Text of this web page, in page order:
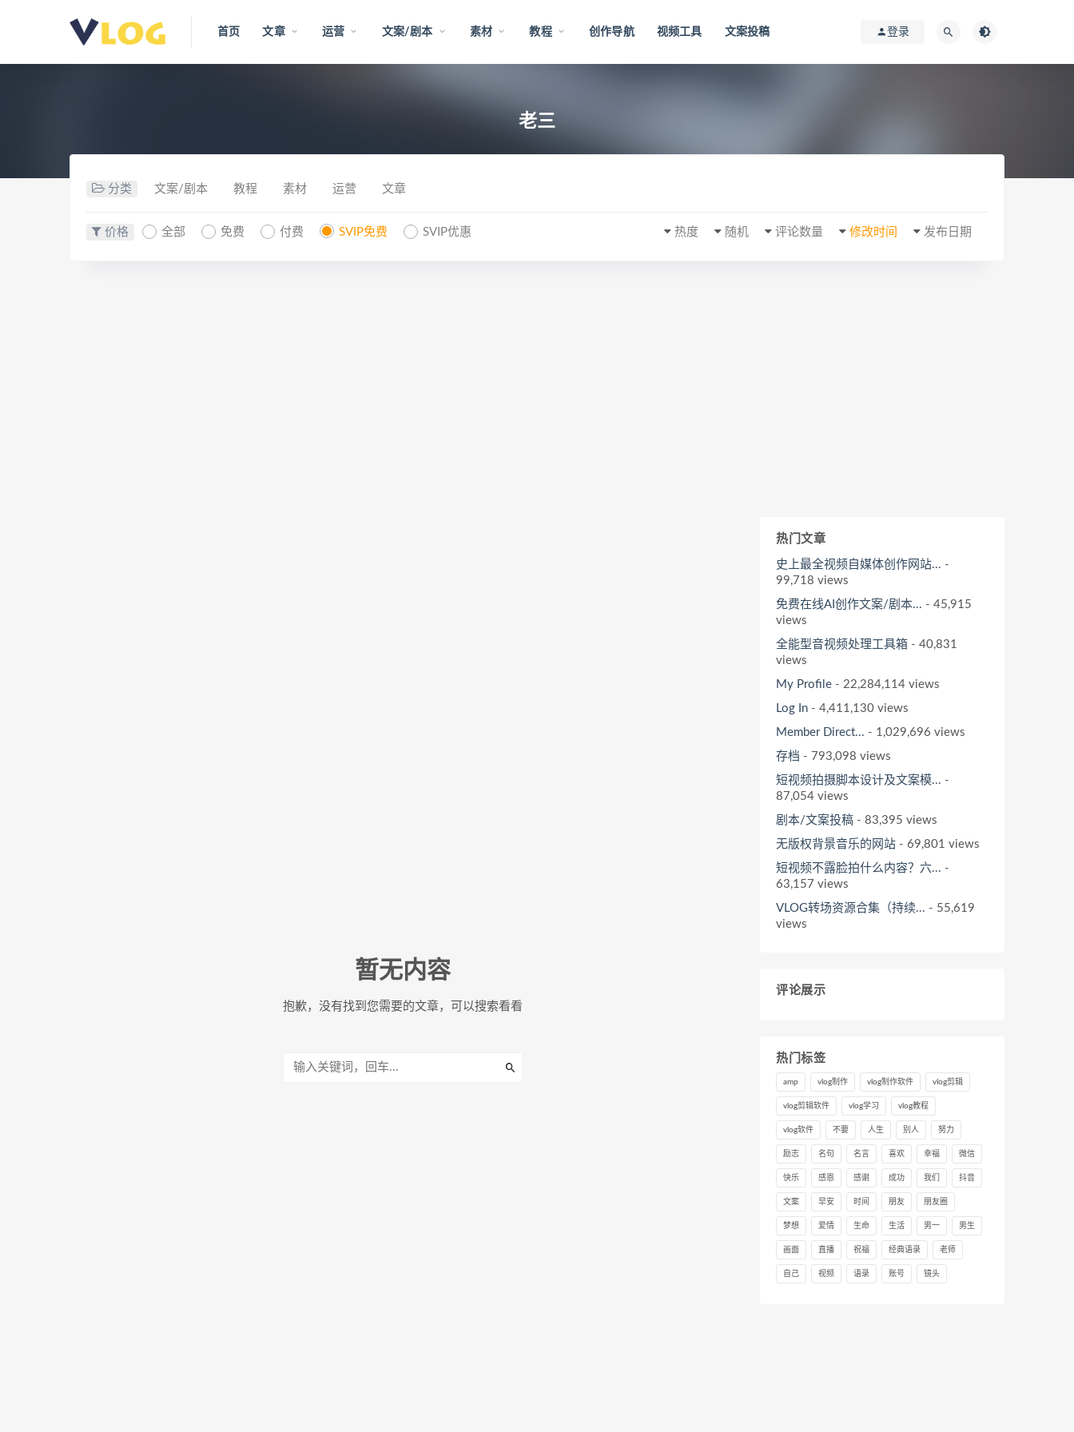
首页 文章 运营 文案/剧本 素材 教程 创作导航 视频工具 文案投稿 登录
老三
分类 文案/剧本 教程 素材 运营 文章
价格 全部 免费 付费 SVIP免费 SVIP优惠 发布日期
修改时间
评论数量
随机
热度
暂无内容
抱歉，没有找到您需要的文章，可以搜索看看
热门文章
史上最全视频自媒体创作网站... -
99,718 views
免费在线AI创作文案/剧本... - 45,915
views
全能型音视频处理工具箱 - 40,831
views
My Profile - 22,284,114 views
Log In - 4,411,130 views
Member Direct... - 1,029,696 views
存档 - 793,098 views
短视频拍摄脚本设计及文案模... -
87,054 views
剧本/文案投稿 - 83,395 views
无版权背景音乐的网站 - 69,801 views
短视频不露脸拍什么内容？六... -
63,157 views
VLOG转场资源合集（持续... - 55,619
views
评论展示
热门标签
amp vlog制作 vlog制作软件 vlog剪辑
vlog剪辑软件 vlog学习 vlog教程
vlog软件 不要 人生 别人 努力
励志 名句 名言 喜欢 幸福 微信
快乐 感恩 感谢 成功 我们 抖音
文案 早安 时间 朋友 朋友圈
梦想 爱情 生命 生活 男一 男生
画面 直播 祝福 经典语录 老师
自己 视频 语录 账号 镜头